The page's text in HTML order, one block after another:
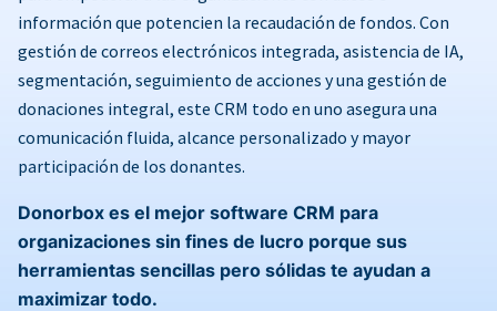
información que potencien la recaudación de fondos. Con
gestión de correos electrónicos integrada, asistencia de IA,
segmentación, seguimiento de acciones y una gestión de
donaciones integral, este CRM todo en uno asegura una
comunicación fluida, alcance personalizado y mayor
participación de los donantes.
Donorbox es el mejor software CRM para
organizaciones sin fines de lucro porque sus
herramientas sencillas pero sólidas te ayudan a
maximizar todo.